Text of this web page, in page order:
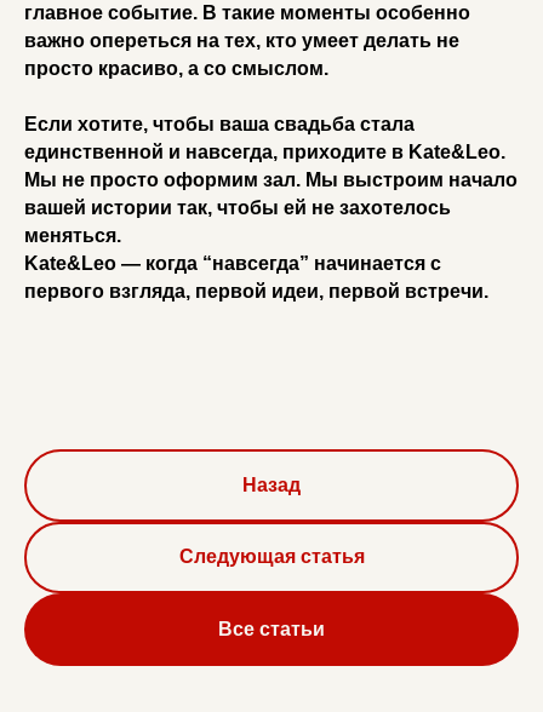
главное событие. В такие моменты особенно
важно опереться на тех, кто умеет делать не
просто красиво, а со смыслом.
Если хотите, чтобы ваша свадьба стала
единственной и навсегда, приходите в Kate&Leo.
Мы не просто оформим зал. Мы выстроим начало
вашей истории так, чтобы ей не захотелось
меняться.
Kate&Leo — когда “навсегда” начинается с
первого взгляда, первой идеи, первой встречи.
Назад
Следующая статья
Все статьи